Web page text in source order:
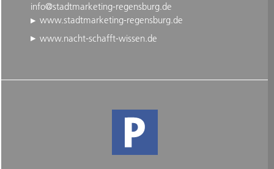
info@stadtmarketing-regensburg.de
www.stadtmarketing-regensburg.de
www.nacht-schafft-wissen.de